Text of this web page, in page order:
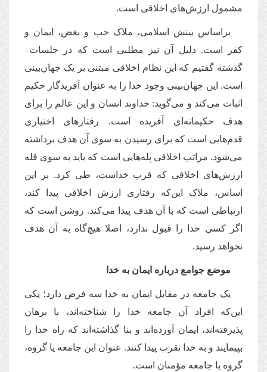
مشمول ارزش‌های اخلاقی است.
براساس بینش اسلامی، ملاک حب و بغض‌، ایمان و
کفر است. دلیل آن نیز مطلبی است که در جلسات
گذشته گفتیم که این نظام اخلاقی مبتنی بر یک جهان‌بینی
است. این جهان‌بینی وجود خدا را به عنوان آفریدگار حکیم
اثبات می‌کند و می‌گوید: خداوند انسان و این عالم را برای
هدف حکیمانه‌ای آفریده است. رفتارهای اختیاری
قدم‌هایی است که برای رسیدن به سوی آن هدف برداشته
می‌شود. مراتب اخلاقی پله‌هایی است که باید به سوی قله‌
ارزش‌های اخلاقی که قرب خداست، طی کرد. بر این
اساس، ملاک این‌که رفتاری ارزش اخلاقی پیدا کند،
ارتباطی است که با آن هدف پیدا می‌کند. روشن است که
اگر کسی خدا را قبول ندارد، اصلا هیچ‌گاه به آن هدف
نخواهد رسید.
موضع جوامع درباره ایمان به خدا
یک جامعه‌ در مقابل ایمان به خدا سه فرض دارد؛ یکی
این‌که افراد آن جامعه خدا را شناخته‌اند، با برهان
پذیرفته‌اند، ایمان آورده‌اند و بنا گذاشته‌اند که راه خدا را
بپیمایند و به خدا تقرب پیدا کنند. عنوان این جامعه یا گروه،
گروه یا جامعه مؤمنان است.